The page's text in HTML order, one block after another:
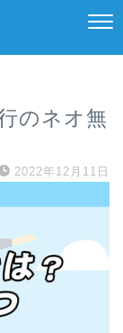
のネオ無
2022年12月11日